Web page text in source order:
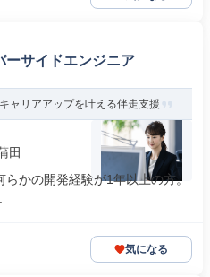
ーサイドエンジニア
ャリアアップを叶える伴走支援
田
かの開発経験が1年以上の方。
気になる